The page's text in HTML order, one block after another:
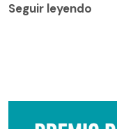
Seguir leyendo